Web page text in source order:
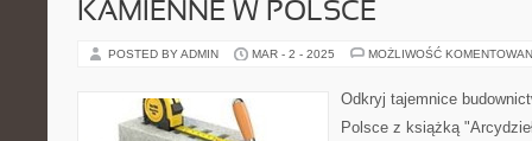
KAMIENNE W POLSCE
POSTED BY ADMIN MAR - 2 - 2025 MOŻLIWOŚĆ
Odkryj tajemnice
Polsce z książką